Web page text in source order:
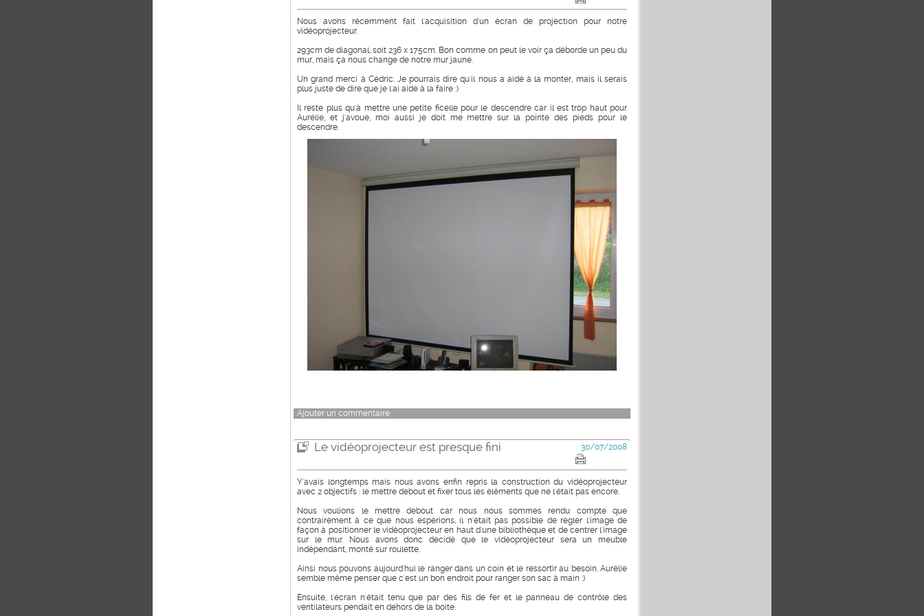
Nous avons récemment fait l'acquisition d'un écran de projection pour notre
vidéoprojecteur.
293cm de diagonal, soit 236 x 175cm. Bon comme on peut le voir ça déborde un peu du
mur, mais ça nous change de notre mur jaune.
Un grand merci à Cédric. Je pourrais dire qu'il nous a aidé à la monter, mais il serais
plus juste de dire que je l'ai aidé à la faire :)
Il reste plus qu'à mettre une petite ficelle pour le descendre car il est trop haut pour
Aurélie, et j'avoue, moi aussi je doit me mettre sur la pointe des pieds pour le
descendre.
Ajouter un commentaire
Le vidéoprojecteur est presque fini 30/07/2008
Y'avais longtemps mais nous avons enfin repris la construction du vidéoprojecteur
avec 2 objectifs : le mettre debout et fixer tous les éléments que ne l'était pas encore.
Nous voulions le mettre debout car nous nous sommes rendu compte que
contrairement à ce que nous espérions, il n'était pas possible de régler l'image de
façon à positionner le vidéoprojecteur en haut d'une bibliothèque et de centrer l'image
sur le mur. Nous avons donc décidé que le vidéoprojecteur sera un meuble
indépendant, monté sur roulette.
Ainsi nous pouvons aujourd'hui le ranger dans un coin et le ressortir au besoin. Aurélie
semble même penser que c'est un bon endroit pour ranger son sac à main :)
Ensuite, l'écran n'était tenu que par des fils de fer et le panneau de contrôle des
ventilateurs pendait en dehors de la boite.